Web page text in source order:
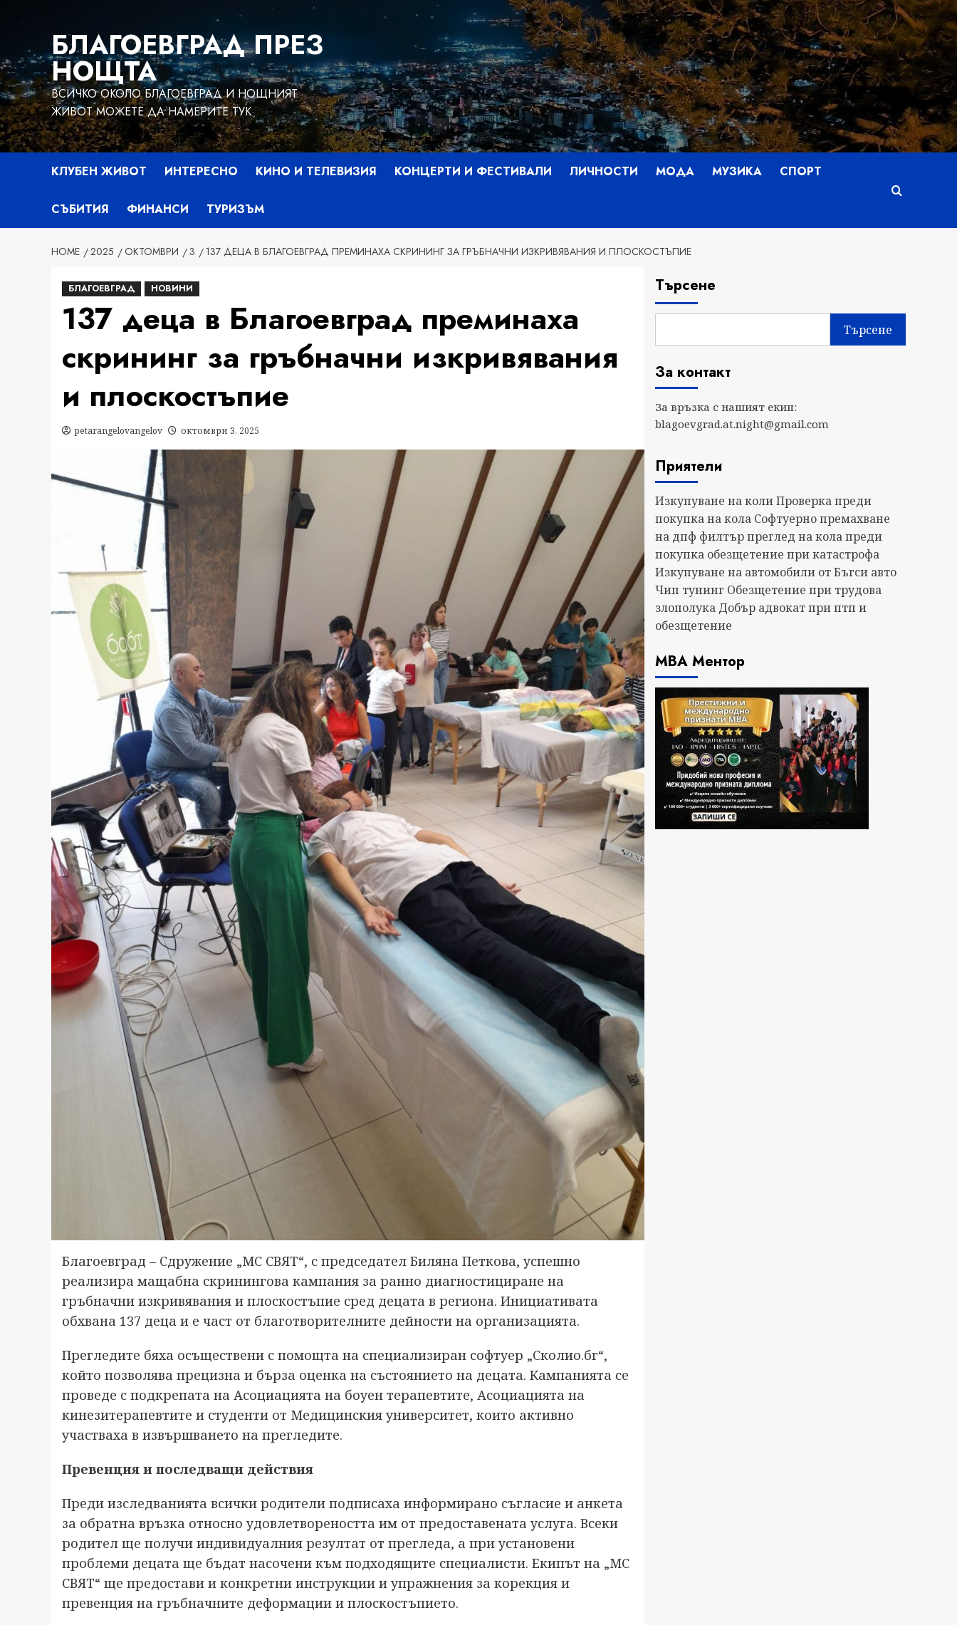
БЛАГОЕВГРАД ПРЕЗ
НОЩТА
ВСИЧКО ОКОЛО БЛАГОЕВГРАД И НОЩНИЯТ
ЖИВОТ МОЖЕТЕ ДА НАМЕРИТЕ ТУК
КЛУБЕН ЖИВОТ ИНТЕРЕСНО КИНО И ТЕЛЕВИЗИЯ КОНЦЕРТИ И ФЕСТИВАЛИ ЛИЧНОСТИ МОДА МУЗИКА СПОРТ
СЪБИТИЯ ФИНАНСИ ТУРИЗЪМ
HOME 2025 ОКТОМВРИ 3 137 ДЕЦА В БЛАГОЕВГРАД ПРЕМИНАХА СКРИНИНГ ЗА ГРЪБНАЧНИ ИЗКРИВЯВАНИЯ И ПЛОСКОСТЪПИЕ
БЛАГОЕВГРАД НОВИНИ
137 деца в Благоевград преминаха
скрининг за гръбначни изкривявания
и плоскостъпие
petarangelovangelov октомври 3, 2025
Благоевград – Сдружение „МС СВЯТ“, с председател Биляна Петкова, успешно
реализира мащабна скринингова кампания за ранно диагностициране на
гръбначни изкривявания и плоскостъпие сред децата в региона. Инициативата
обхвана 137 деца и е част от благотворителните дейности на организацията.
Прегледите бяха осъществени с помощта на специализиран софтуер „Сколио.бг“,
който позволява прецизна и бърза оценка на състоянието на децата. Кампанията се
проведе с подкрепата на Асоциацията на боуен терапевтите, Асоциацията на
кинезитерапевтите и студенти от Медицинския университет, които активно
участваха в извършването на прегледите.
Превенция и последващи действия
Преди изследванията всички родители подписаха информирано съгласие и анкета
за обратна връзка относно удовлетвореността им от предоставената услуга. Всеки
родител ще получи индивидуалния резултат от прегледа, а при установени
проблеми децата ще бъдат насочени към подходящите специалисти. Екипът на „МС
СВЯТ“ ще предостави и конкретни инструкции и упражнения за корекция и
превенция на гръбначните деформации и плоскостъпието.
Търсене
Търсене
За контакт
За връзка с нашият екип:
blagoevgrad.at.night@gmail.com
Приятели
Изкупуване на коли Проверка преди
покупка на кола Софтуерно премахване
на дпф филтър преглед на кола преди
покупка обезщетение при катастрофа
Изкупуване на автомобили от Бъгси авто
Чип тунинг Обезщетение при трудова
злополука Добър адвокат при птп и
обезщетение
МВА Ментор